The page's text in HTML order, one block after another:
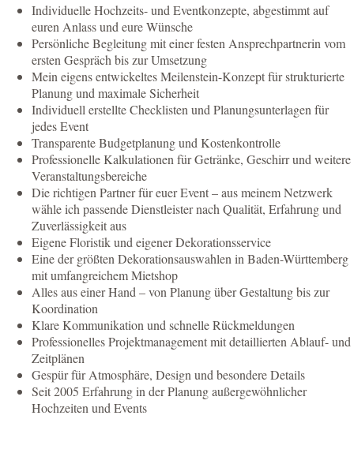
Individuelle Hochzeits- und Eventkonzepte, abgestimmt auf
euren Anlass und eure Wünsche
Persönliche Begleitung mit einer festen Ansprechpartnerin vom
ersten Gespräch bis zur Umsetzung
Mein eigens entwickeltes Meilenstein-Konzept für strukturierte
Planung und maximale Sicherheit
Individuell erstellte Checklisten und Planungsunterlagen für
jedes Event
Transparente Budgetplanung und Kostenkontrolle
Professionelle Kalkulationen für Getränke, Geschirr und weitere
Veranstaltungsbereiche
Die richtigen Partner für euer Event – aus meinem Netzwerk
wähle ich passende Dienstleister nach Qualität, Erfahrung und
Zuverlässigkeit aus
Eigene Floristik und eigener Dekorationsservice
Eine der größten Dekorationsauswahlen in Baden-Württemberg
mit umfangreichem Mietshop
Alles aus einer Hand – von Planung über Gestaltung bis zur
Koordination
Klare Kommunikation und schnelle Rückmeldungen
Professionelles Projektmanagement mit detaillierten Ablauf- und
Zeitplänen
Gespür für Atmosphäre, Design und besondere Details
Seit 2005 Erfahrung in der Planung außergewöhnlicher
Hochzeiten und Events